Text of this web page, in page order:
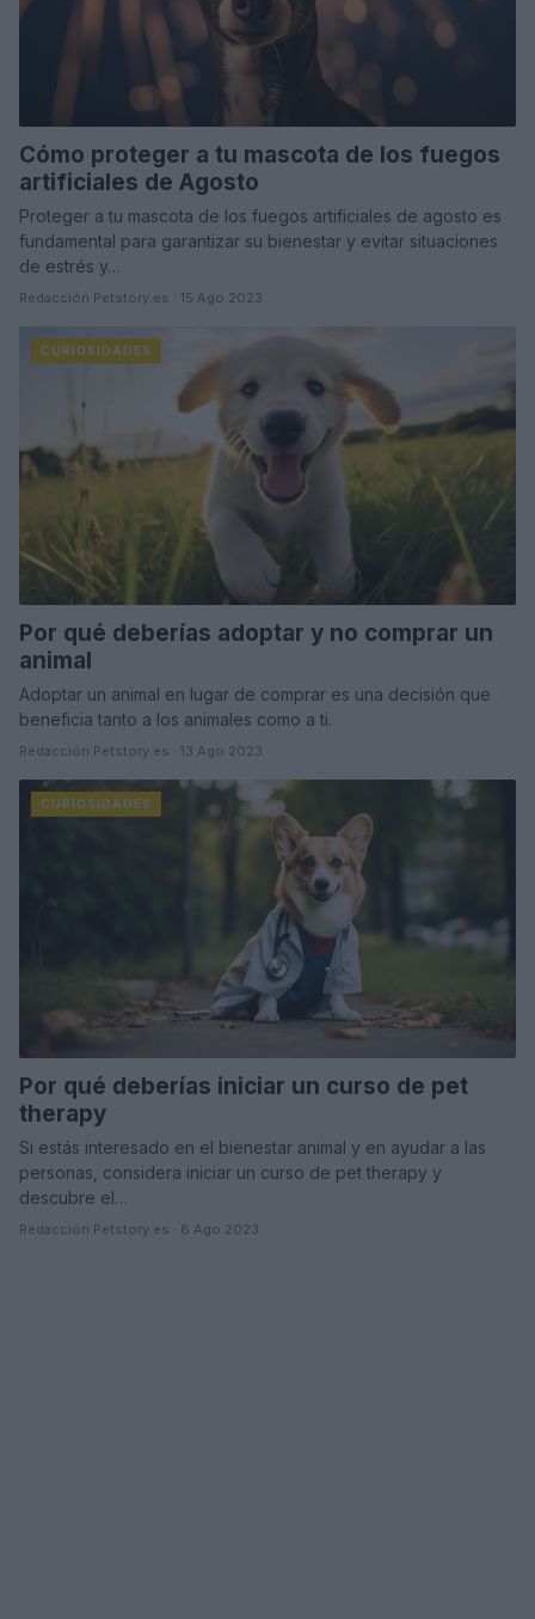
Cómo proteger a tu mascota de los fuegos
artificiales de Agosto
Proteger a tu mascota de los fuegos artificiales de agosto es
fundamental para garantizar su bienestar y evitar situaciones
de estrés y…
Redacción Petstory.es · 15 Ago 2023
CURIOSIDADES
Por qué deberías adoptar y no comprar un
animal
Adoptar un animal en lugar de comprar es una decisión que
beneficia tanto a los animales como a ti.
Redacción Petstory.es · 13 Ago 2023
CURIOSIDADES
Por qué deberías iniciar un curso de pet
therapy
Si estás interesado en el bienestar animal y en ayudar a las
personas, considera iniciar un curso de pet therapy y
descubre el…
Redacción Petstory.es · 8 Ago 2023